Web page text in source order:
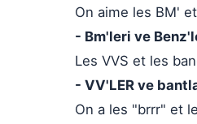
On aime les BM'
- Bm'leri ve
Les VVS et les
- VV'LER ve
On a les "brrr" et